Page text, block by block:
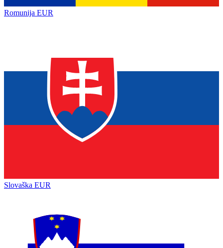
Romunija EUR
Slovaška EUR